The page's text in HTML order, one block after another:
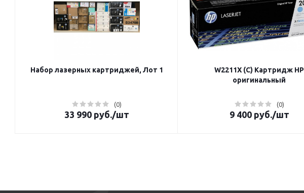
Набор лазерных картриджей, Лот 1
(0)
33 990руб./шт
W2211X (C) Картридж HP
оригинальный
(0)
9 400руб./шт